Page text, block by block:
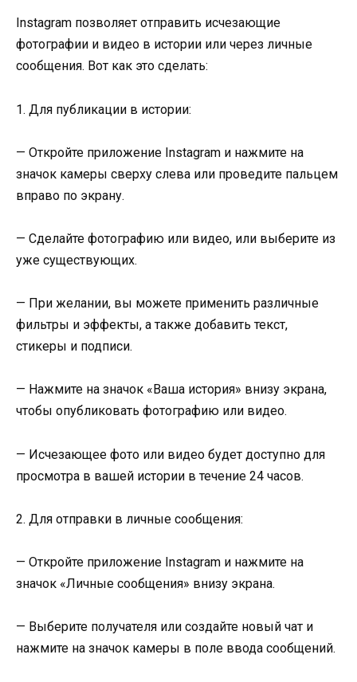
Instagram позволяет отправить исчезающие
фотографии и видео в истории или через личные
сообщения. Вот как это сделать:
1. Для публикации в истории:
— Откройте приложение Instagram и нажмите на
значок камеры сверху слева или проведите пальцем
вправо по экрану.
— Сделайте фотографию или видео, или выберите из
уже существующих.
— При желании, вы можете применить различные
фильтры и эффекты, а также добавить текст,
стикеры и подписи.
— Нажмите на значок «Ваша история» внизу экрана,
чтобы опубликовать фотографию или видео.
— Исчезающее фото или видео будет доступно для
просмотра в вашей истории в течение 24 часов.
2. Для отправки в личные сообщения:
— Откройте приложение Instagram и нажмите на
значок «Личные сообщения» внизу экрана.
— Выберите получателя или создайте новый чат и
нажмите на значок камеры в поле ввода сообщений.